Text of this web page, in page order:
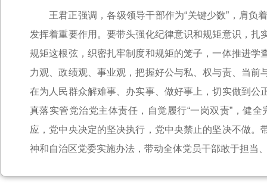
王君正强调，各级领导干部作为“关键少数”，肩
发挥着重要作用。要带头强化纪律意识和规矩意识，
规矩这根弦，织密扎牢制度和规矩的笼子，一体推进
力观、政绩观、事业观，把握好公与私、权与责、当
在为人民群众解难事、办实事、做好事上，切实做到
真落实管党治党主体责任，自觉履行“一岗双责”，健
应，党中央决定的坚决执行，党中央禁止的坚决不做
神和自治区党委实施办法，带动全体党员干部敢于担当